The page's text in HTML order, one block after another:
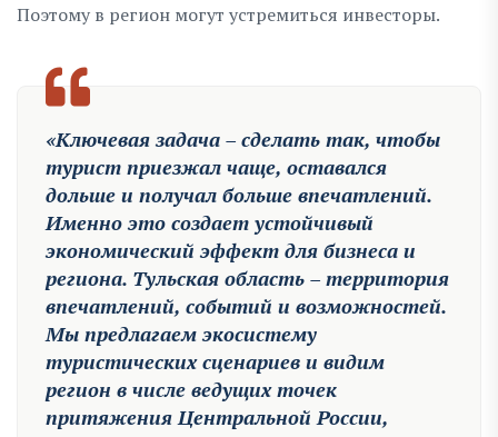
Поэтому в регион могут устремиться инвесторы.
«Ключевая задача – сделать так, чтобы
турист приезжал чаще, оставался
дольше и получал больше впечатлений.
Именно это создает устойчивый
экономический эффект для бизнеса и
региона. Тульская область – территория
впечатлений, событий и возможностей.
Мы предлагаем экосистему
туристических сценариев и видим
регион в числе ведущих точек
притяжения Центральной России,